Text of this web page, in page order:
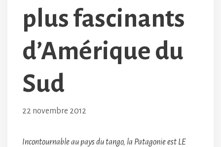
plus fascinants
d’Amérique du
Sud
22 novembre 2012
Incontournable au pays du tango, la Patagonie est LE